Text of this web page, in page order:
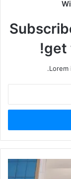
get
Lorem